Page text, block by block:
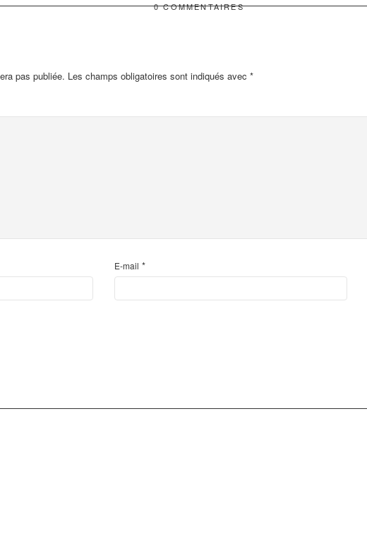
0 COMMENTAIRES
pas publiée. Les champs obligatoires sont indiqués avec *
E-mail *